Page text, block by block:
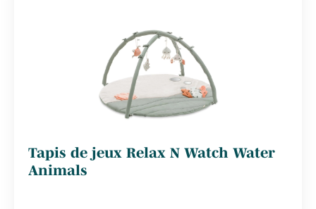
Tapis de jeux Relax N Watch Water
Animals